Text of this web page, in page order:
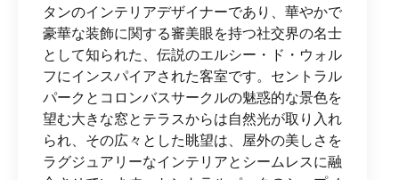
タンのインテリアデザイナーであり、華やかで
豪華な装飾に関する審美眼を持つ社交界の名士
として知られた、伝説のエルシー・ド・ウォル
フにインスパイアされた客室です。セントラル
パークとコロンバスサークルの魅惑的な景色を
望む大きな窓とテラスからは自然光が取り入れ
られ、その広々とした眺望は、屋外の美しさを
ラグジュアリーなインテリアとシームレスに融